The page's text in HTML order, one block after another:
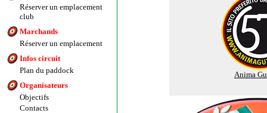
Réserver un emplacement
club
Marchands
Réserver un emplacement
Infos circuit
Plan du paddock
Organisateurs
Objectifs
Contacts
Anima